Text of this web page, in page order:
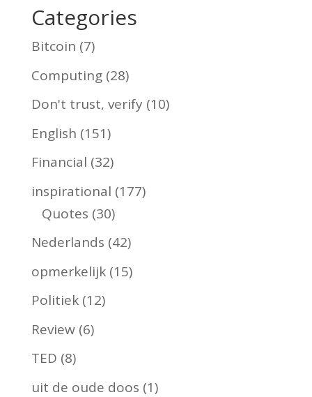
Categories
Bitcoin (7)
Computing(28)
Don't trust, verify (10)
English (151)
Financial (32)
inspirational (177)
Quotes (30)
Nederlands (42)
opmerkelijk(15)
Politiek(12)
Review(6)
TED (8)
uit de oude doos (1)